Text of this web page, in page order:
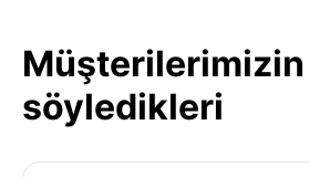
Müşterilerimizin
söyledikleri